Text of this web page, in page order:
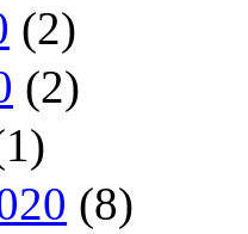
(2)
(2)
(8)